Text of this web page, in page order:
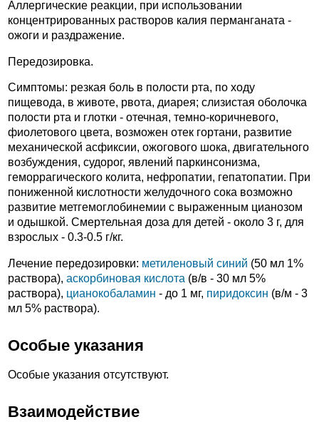
Аллергические реакции, при использовании
концентрированных растворов калия перманганата -
ожоги и раздражение.
Передозировка.
Симптомы: резкая боль в полости рта, по ходу
пищевода, в животе, рвота, диарея; слизистая оболочка
полости рта и глотки - отечная, темно-коричневого,
фиолетового цвета, возможен отек гортани, развитие
механической асфиксии, ожогового шока, двигательного
возбуждения, судорог, явлений паркинсонизма,
геморрагического колита, нефропатии, гепатопатии. При
пониженной кислотности желудочного сока возможно
развитие метгемоглобинемии с выраженным цианозом
и одышкой. Смертельная доза для детей - около 3 г, для
взрослых - 0.3-0.5 г/кг.
Лечение передозировки: метиленовый синий (50 мл 1%
раствора), аскорбиновая кислота (в/в - 30 мл 5%
раствора), цианокобаламин - до 1 мг, пиридоксин (в/м - 3
мл 5% раствора).
Особые указания
Особые указания отсутствуют.
Взаимодействие